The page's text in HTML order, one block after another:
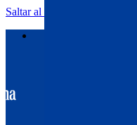
Saltar al contenido principal